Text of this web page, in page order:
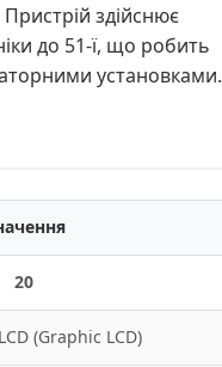
здійснює
до 51-ї, що робить
установками.
20
(Graphic LCD)